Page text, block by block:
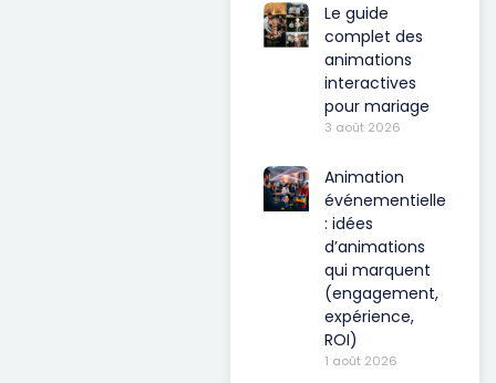
Le guide
complet des
animations
interactives
pour mariage
3 août 2026
Animation
événementielle
: idées
d’animations
qui marquent
(engagement,
expérience,
ROI)
1 août 2026